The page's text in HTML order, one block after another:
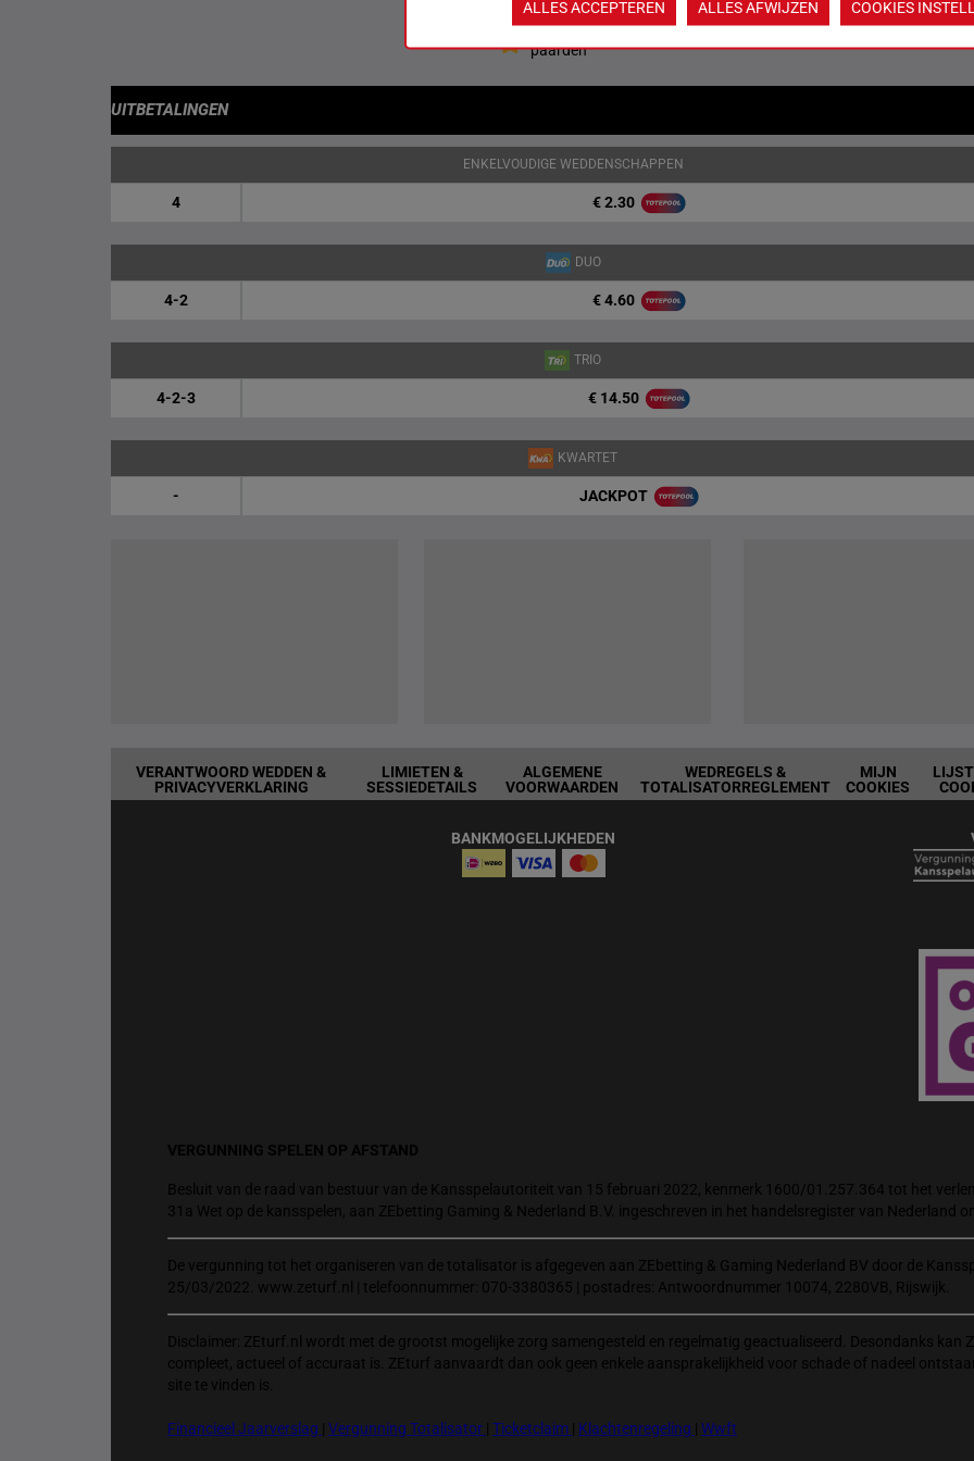
paarden
UITBETALINGEN
ENKELVOUDIGE WEDDENSCHAPPEN
4 € 2.30
DUO
4-2 € 4.60
TRIO
4-2-3 € 14.50
KWARTET
- JACKPOT
VERANTWOORD WEDDEN &
PRIVACYVERKLARING
LIMIETEN &
SESSIEDETAILS
ALGEMENE
VOORWAARDEN
WEDREGELS &
TOTALISATORREGLEMENT
MIJN
COOKIES
BANKMOGELIJKHEDEN
VERGUNNING SPELEN OP AFSTAND
Besluit van de raad van bestuur van de Kansspelautoriteit van 15 februari 2022, kenmerk 1600/01.257.364 tot het
31a Wet op de kansspelen, aan ZEbetting Gaming & Nederland B.V. ingeschreven in het handelsregister van Nederland
De vergunning tot het organiseren van de totalisator is afgegeven aan ZEbetting & Gaming Nederland BV door de
25/03/2022. www.zeturf.nl | telefoonnummer: 070-3380365 | postadres: Antwoordnummer 10074, 2280VB, Rijswijk.
Disclaimer: ZEturf.nl wordt met de grootst mogelijke zorg samengesteld en regelmatig geactualiseerd. Desondanks kan
compleet, actueel of accuraat is. ZEturf aanvaardt dan ook geen enkele aansprakelijkheid voor schade of nadeel
site te vinden is.
Financieel Jaarverslag Vergunning Totalisator Ticketclaim Klachtenregeling Wwft
ALLES ACCEPTEREN ALLES AFWIJZEN COOKIES